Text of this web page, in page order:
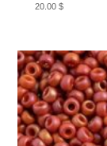
20.00$